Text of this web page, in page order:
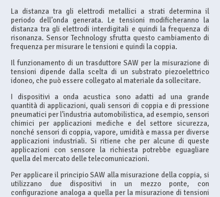
La distanza tra gli elettrodi metallici a strati determina il
periodo dell’onda generata. Le tensioni modificheranno la
distanza tra gli elettrodi interdigitali e quindi la frequenza di
risonanza. Sensor Technology sfrutta questo cambiamento di
frequenza per misurare le tensioni e quindi la coppia.
Il funzionamento di un trasduttore SAW per la misurazione di
tensioni dipende dalla scelta di un substrato piezoelettrico
idoneo, che può essere collegato al materiale da sollecitare.
I dispositivi a onda acustica sono adatti ad una grande
quantità di applicazioni, quali sensori di coppia e di pressione
pneumatici per l’industria automobilistica, ad esempio, sensori
chimici per applicazioni mediche e del settore sicurezza,
nonché sensori di coppia, vapore, umidità e massa per diverse
applicazioni industriali. Si ritiene che per alcune di queste
applicazioni con sensore la richiesta potrebbe eguagliare
quella del mercato delle telecomunicazioni.
Per applicare il principio SAW alla misurazione della coppia, si
utilizzano due dispositivi in un mezzo ponte, con
configurazione analoga a quella per la misurazione di tensioni